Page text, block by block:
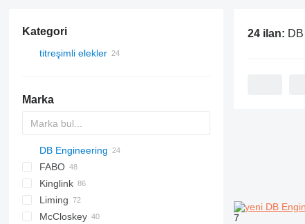
Kategori
titreşimli elekler
Marka
DF
60
DB Engineering
SM
E-series
S-series
FABO
FTB
FTI
FTS
542
640
PC
Combo
Explorer
Frontier
Kinglink
2LSX
KL
Mobiscreen
Liming
516
McCloskey
24 ilan:
7